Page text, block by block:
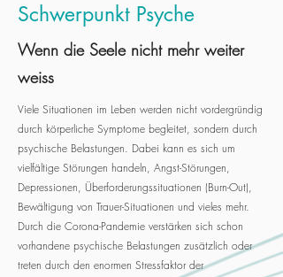
Schwerpunkt Psyche
Wenn die Seele nicht mehr weiter
weiss
Viele Situationen im Leben werden nicht vordergründig
durch körperliche Symptome begleitet, sondern durch
psychische Belastungen. Dabei kann es sich um
vielfältige Störungen handeln, Angst-Störungen,
Depressionen, Überforderungssituationen (Burn-Out),
Bewältigung von Trauer-Situationen und vieles mehr.
Durch die Corona-Pandemie verstärken sich schon
vorhandene psychische Belastungen zusätzlich oder
treten durch den enormen Stressfaktor der